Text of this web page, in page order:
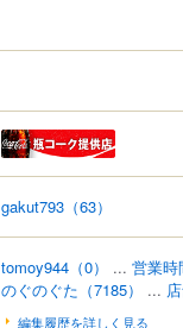
gakut793 （63）
tomoy944 （0） ... 営業時
のぐのぐた （7185） ...
編集履歴を詳しく見る